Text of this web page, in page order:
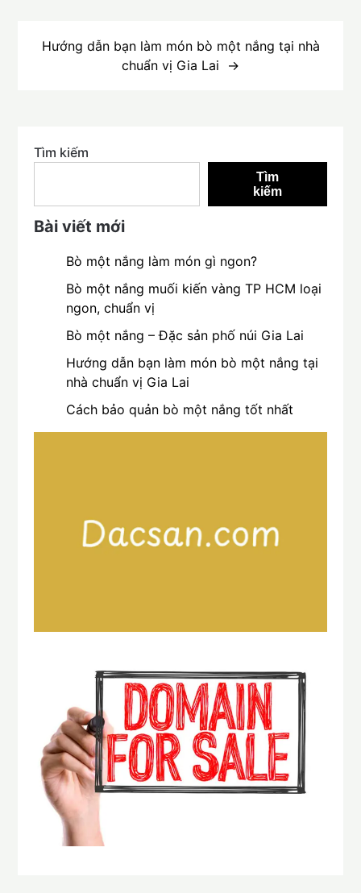
Hướng dẫn bạn làm món bò một nắng tại nhà
chuẩn vị Gia Lai
Tìm kiếm
Tìm
kiếm
Bài viết mới
Bò một nắng làm món gì ngon?
Bò một nắng muối kiến vàng TP HCM loại
ngon, chuẩn vị
Bò một nắng – Đặc sản phố núi Gia Lai
Hướng dẫn bạn làm món bò một nắng tại
nhà chuẩn vị Gia Lai
Cách bảo quản bò một nắng tốt nhất